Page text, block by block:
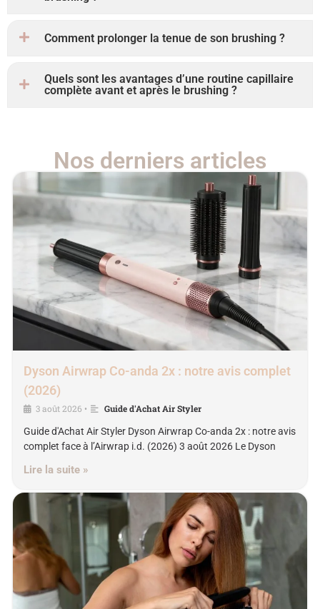
Comment prolonger la tenue de son brushing ?
Quels sont les avantages d’une routine capillaire
complète avant et après le brushing ?
Nos derniers articles
Dyson Airwrap Co-anda 2x : notre avis complet
(2026)
3 août 2026 •
Guide d'Achat Air Styler
Guide d'Achat Air Styler Dyson Airwrap Co-anda 2x : notre avis
complet face à l’Airwrap i.d. (2026) 3 août 2026 Le Dyson
Lire la suite »